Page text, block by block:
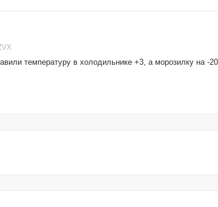
температуру в холодильнике +3, а морозилку на -20